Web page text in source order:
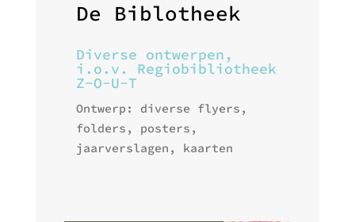
De Biblotheek
Diverse ontwerpen,
i.o.v. Regiobibliotheek
Z-O-U-T
Ontwerp: diverse flyers,
folders, posters,
jaarverslagen, kaarten